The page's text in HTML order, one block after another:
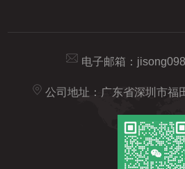
电子邮箱：
公司地址：广东省深圳市福